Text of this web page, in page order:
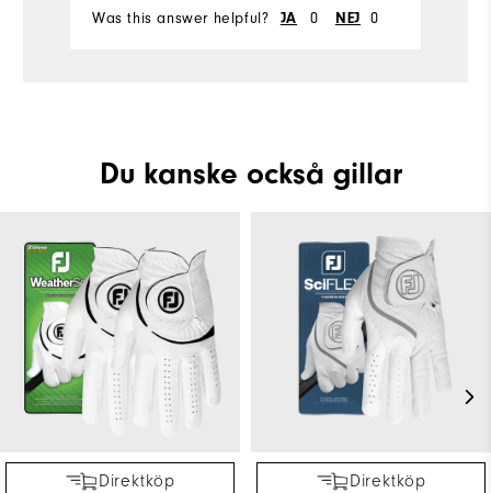
Was this answer helpful? JA 0 NEJ 0
Du kanske också gillar
Direktköp
Direktköp